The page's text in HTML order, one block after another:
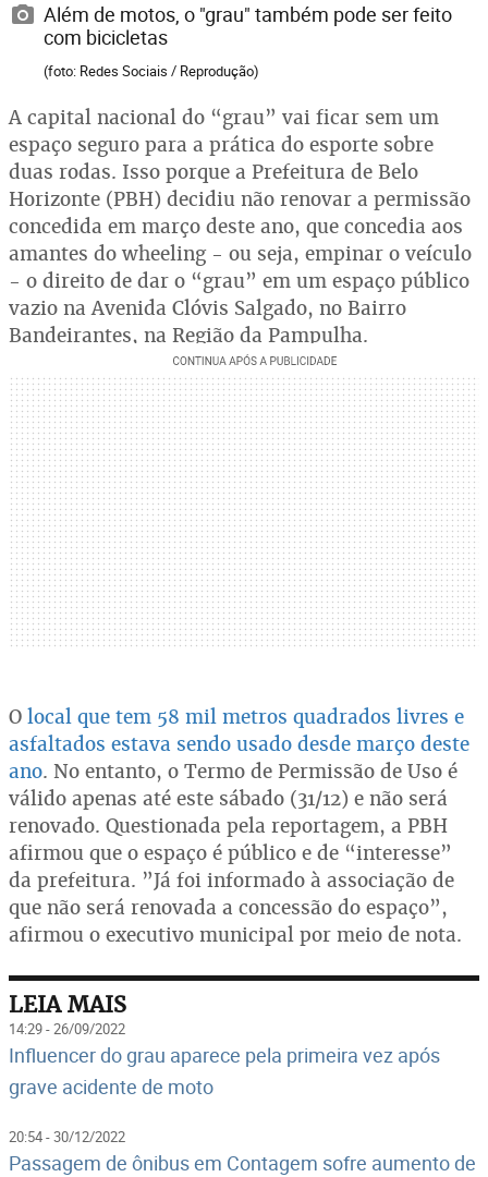
Além de motos, o "grau" também pode ser feito
com bicicletas
(foto: Redes Sociais / Reprodução)
A capital nacional do “grau” vai ficar sem um
espaço seguro para a prática do esporte sobre
duas rodas. Isso porque a Prefeitura de Belo
Horizonte (PBH) decidiu não renovar a permissão
concedida em março deste ano, que concedia aos
amantes do wheeling - ou seja, empinar o veículo
- o direito de dar o “grau” em um espaço público
vazio na Avenida Clóvis Salgado, no Bairro
Bandeirantes, na Região da Pampulha.
O local que tem 58 mil metros quadrados livres e
asfaltados estava sendo usado desde março deste
ano. No entanto, o Termo de Permissão de Uso é
válido apenas até este sábado (31/12) e não será
renovado. Questionada pela reportagem, a PBH
afirmou que o espaço é público e de “interesse”
da prefeitura. ”Já foi informado à associação de
que não será renovada a concessão do espaço”,
afirmou o executivo municipal por meio de nota.
LEIA MAIS
14:29 - 26/09/2022
Influencer do grau aparece pela primeira vez após
grave acidente de moto
20:54 - 30/12/2022
Passagem de ônibus em Contagem sofre aumento de